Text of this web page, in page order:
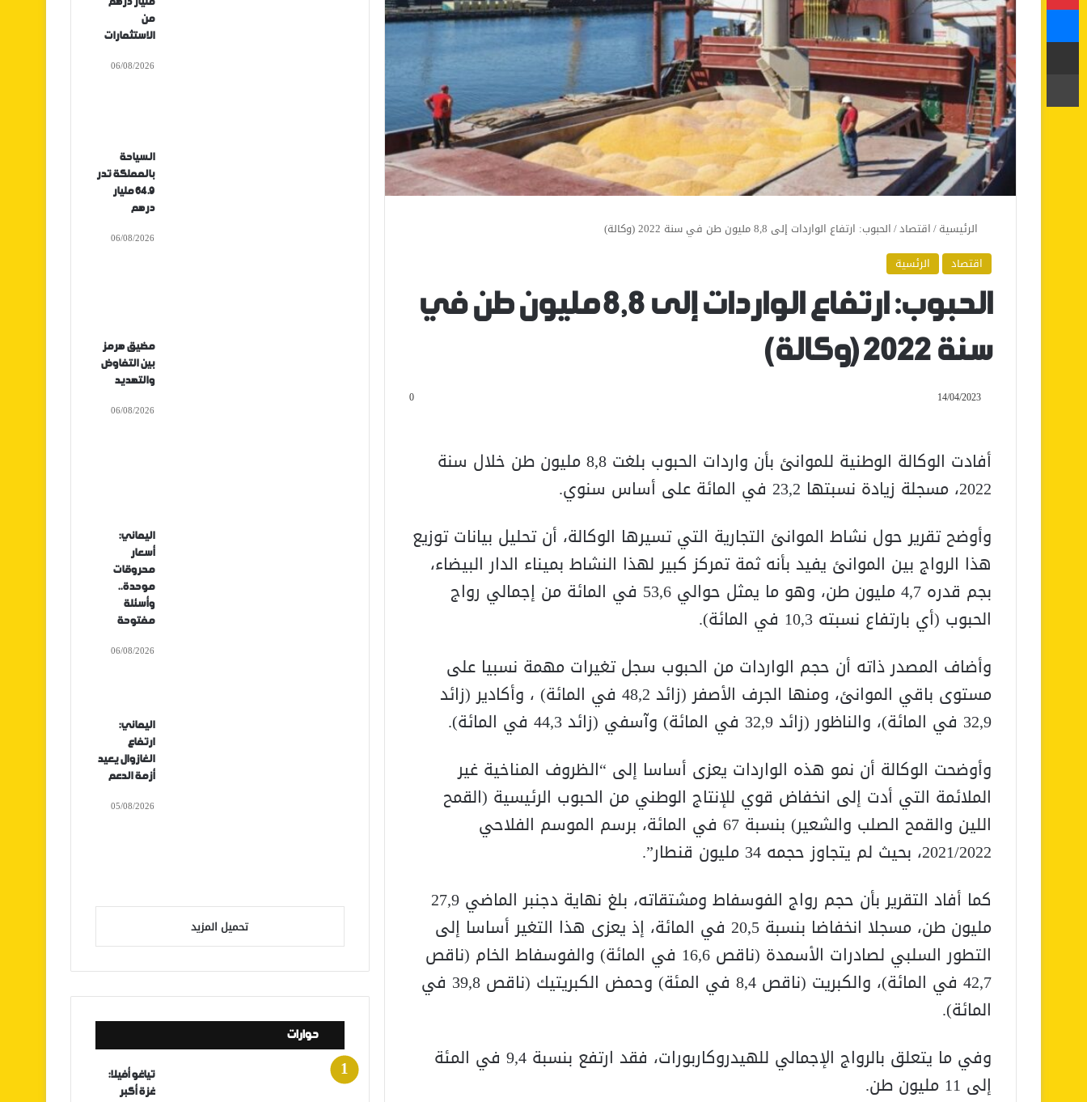
الرئيسية/اقتصاد/الحبوب: ارتفاع الواردات إلى 8,8 مليون طن في سنة 2022 (وكالة)
اقتصاد
الرئسية
الحبوب: ارتفاع الواردات إلى 8,8 مليون طن في
سنة 2022 (وكالة)
14/04/2023
0
أفادت الوكالة الوطنية للموانئ بأن واردات الحبوب بلغت 8,8 مليون طن خلال سنة
2022، مسجلة زيادة نسبتها 23,2 في المائة على أساس سنوي.
وأوضح تقرير حول نشاط الموانئ التجارية التي تسيرها الوكالة، أن تحليل بيانات توزيع
هذا الرواج بين الموانئ يفيد بأنه ثمة تمركز كبير لهذا النشاط بميناء الدار البيضاء،
بجم قدره 4,7 مليون طن، وهو ما يمثل حوالي 53,6 في المائة من إجمالي رواج
الحبوب (أي بارتفاع نسبته 10,3 في المائة).
وأضاف المصدر ذاته أن حجم الواردات من الحبوب سجل تغيرات مهمة نسبيا على
مستوى باقي الموانئ، ومنها الجرف الأصفر (زائد 48,2 في المائة) ، وأكادير (زائد
32,9 في المائة)، والناظور (زائد 32,9 في المائة) وآسفي (زائد 44,3 في المائة).
وأوضحت الوكالة أن نمو هذه الواردات يعزى أساسا إلى “الظروف المناخية غير
الملائمة التي أدت إلى انخفاض قوي للإنتاج الوطني من الحبوب الرئيسية (القمح
اللين والقمح الصلب والشعير) بنسبة 67 في المائة، برسم الموسم الفلاحي
2021/2022، بحيث لم يتجاوز حجمه 34 مليون قنطار”.
كما أفاد التقرير بأن حجم رواج الفوسفاط ومشتقاته، بلغ نهاية دجنبر الماضي 27,9
مليون طن، مسجلا انخفاضا بنسبة 20,5 في المائة، إذ يعزى هذا التغير أساسا إلى
التطور السلبي لصادرات الأسمدة (ناقص 16,6 في المائة) والفوسفاط الخام (ناقص
42,7 في المائة)، والكبريت (ناقص 8,4 في المئة) وحمض الكبريتيك (ناقص 39,8 في
المائة).
وفي ما يتعلق بالرواج الإجمالي للهيدروكاربورات، فقد ارتفع بنسبة 9,4 في المئة
إلى 11 مليون طن.
من
الاستثمارات
06/08/2026
السياحة
بالمملكة تدر
64.9 مليار
درهم
06/08/2026
مضيق هرمز
بين التفاوض
والتهديد
06/08/2026
اليماني:
أسعار
محروقات
موحدة..
وأسئلة
مفتوحة
06/08/2026
اليماني:
ارتفاع
الغازوال يعيد
أزمة الدعم
05/08/2026
تحميل المزيد
حوارات
تياغو أفيلا:
غزة أكبر